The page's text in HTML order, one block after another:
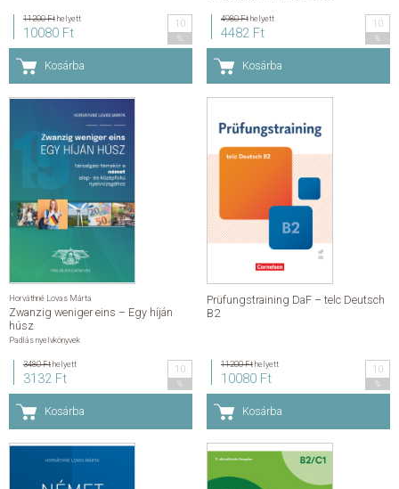
11200 Fthelyett
10080 Ft
10
Kosárba
4980 Fthelyett
4482 Ft
10
Kosárba
Horváthné Lovas Márta
Zwanzig weniger eins – Egy híján
húsz
Padlás nyelvkönyvek
3480 Fthelyett
3132 Ft
10
Kosárba
Prüfungstraining DaF – telc Deutsch
B2
11200 Fthelyett
10080 Ft
10
Kosárba